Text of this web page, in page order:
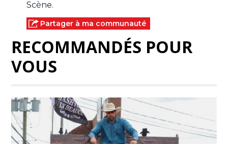
Scène.
Partager à ma communauté
RECOMMANDÉS POUR
VOUS